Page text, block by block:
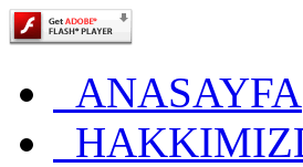
ANASAYFA